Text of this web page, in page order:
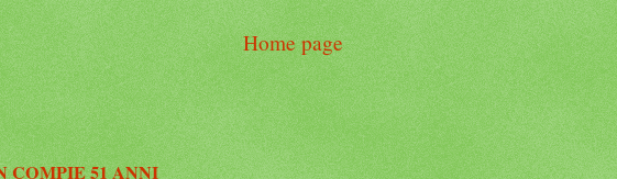
Home page
COMPIE 51 ANNI